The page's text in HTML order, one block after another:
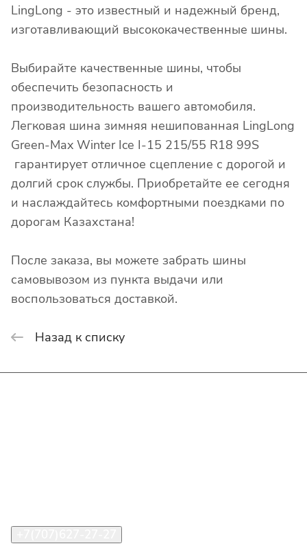
LingLong - это известный и надежный бренд,
изготавливающий высококачественные шины.
Выбирайте качественные шины, чтобы
обеспечить безопасность и
производительность вашего автомобиля.
Легковая шина зимняя нешипованная LingLong
Green-Max Winter Ice I-15 215/55 R18 99S
гарантирует отличное сцепление с дорогой и
долгий срок службы. Приобретайте ее сегодня
и наслаждайтесь комфортными поездками по
дорогам Казахстана!
После заказа, вы можете забрать шины
самовывозом из пункта выдачи или
воспользоваться доставкой.
Назад к списку